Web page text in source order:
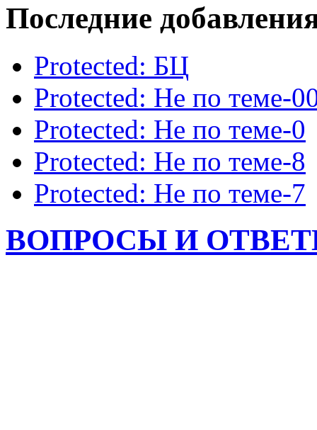
Последние
Protected: БЦ
Protected: Не по теме-
Protected: Не по теме-0
Protected: Не по теме-8
Protected: Не по теме-7
ВОПРОСЫ И